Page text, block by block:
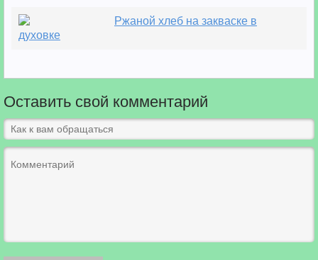
Ржаной хлеб на закваске в
духовке
Оставить свой комментарий